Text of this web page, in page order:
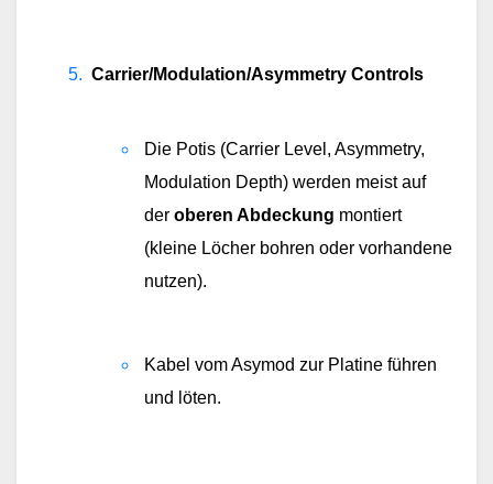
Carrier/Modulation/Asymmetry Controls
Die Potis (Carrier Level, Asymmetry,
Modulation Depth) werden meist auf
der oberen Abdeckung montiert
(kleine Löcher bohren oder vorhandene
nutzen).
Kabel vom Asymod zur Platine führen
und löten.